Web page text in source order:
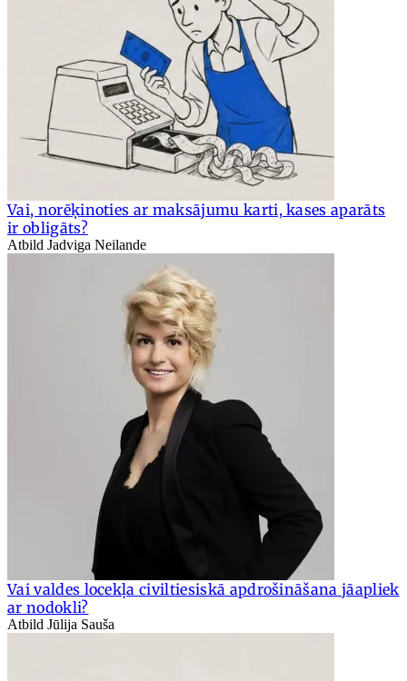
Vai, norēķinoties ar maksājumu karti, kases aparāts
ir obligāts?
Atbild Jadviga Neilande
Vai valdes locekļa civiltiesiskā apdrošināšana jāapliek
ar nodokli?
Atbild Jūlija Sauša